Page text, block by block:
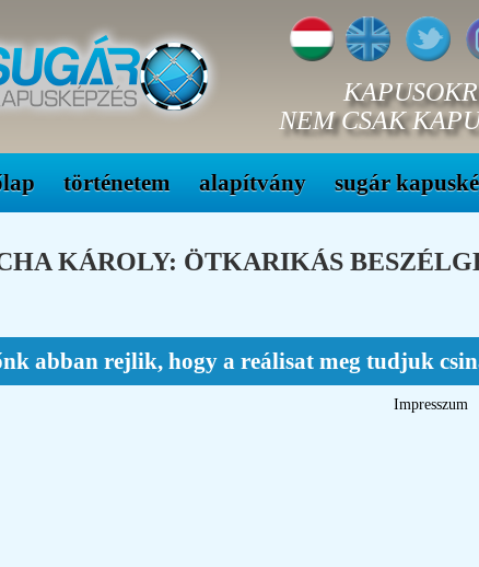
NEM CSAK
történetem alapítvány sugár
KÁROLY: ÖTKARIKÁS
abban rejlik, hogy a reálisat meg tudjuk
Impresszum